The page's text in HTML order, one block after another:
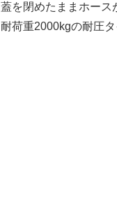
蓋を閉めたままホース
耐荷重2000kgの耐圧タ